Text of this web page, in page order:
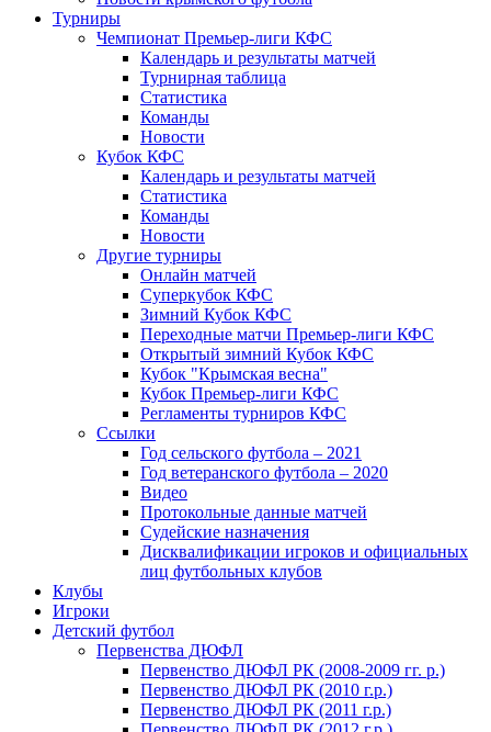
Турниры
Чемпионат Премьер-лиги КФС
Календарь и результаты матчей
Турнирная таблица
Статистика
Команды
Новости
Кубок КФС
Календарь и результаты матчей
Статистика
Команды
Новости
Другие турниры
Онлайн матчей
Суперкубок КФС
Зимний Кубок КФС
Переходные матчи Премьер-лиги КФС
Открытый зимний Кубок КФС
Кубок "Крымская весна"
Кубок Премьер-лиги КФС
Регламенты турниров КФС
Ссылки
Год сельского футбола – 2021
Год ветеранского футбола – 2020
Видео
Протокольные данные матчей
Судейские назначения
Дисквалификации игроков и официальных
лиц футбольных клубов
Клубы
Игроки
Детский футбол
Первенства ДЮФЛ
Первенство ДЮФЛ РК (2008-2009 гг. р.)
Первенство ДЮФЛ РК (2010 г.р.)
Первенство ДЮФЛ РК (2011 г.р.)